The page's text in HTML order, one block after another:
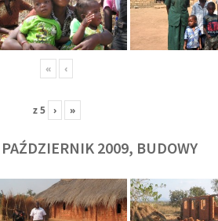
« ‹
z5 › »
2009, BUDOWY